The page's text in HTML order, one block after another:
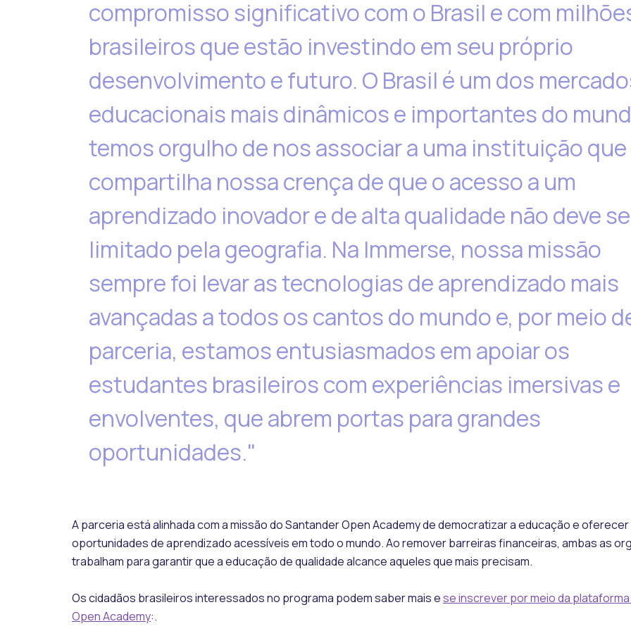
compromisso significativo com o Brasil e com
brasileiros que estão investindo em seu próprio
desenvolvimento e futuro. O Brasil é um dos
educacionais mais dinâmicos e importantes do
temos orgulho de nos associar a uma instituição que
compartilha nossa crença de que o acesso a um
aprendizado inovador e de alta qualidade não deve
limitado pela geografia. Na Immerse, nossa missão
sempre foi levar as tecnologias de aprendizado mais
avançadas a todos os cantos do mundo e, por meio
parceria, estamos entusiasmados em apoiar os
estudantes brasileiros com experiências imersivas e
envolventes, que abrem portas para grandes
oportunidades."
A parceria está alinhada com a missão do Santander Open Academy de democratizar a educação e oferecer
oportunidades de aprendizado acessíveis em todo o mundo. Ao remover barreiras financeiras, ambas as
trabalham para garantir que a educação de qualidade alcance aqueles que mais precisam.
Os cidadãos brasileiros interessados no programa podem saber mais ese inscrever por meio da
Open Academy:.